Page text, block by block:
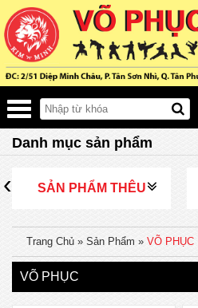
Danh mục sản phẩm
SẢN PHẨM THÊU
‹
Trang Chủ » Sản Phẩm » VÕ PHỤC
VÕ PHỤC